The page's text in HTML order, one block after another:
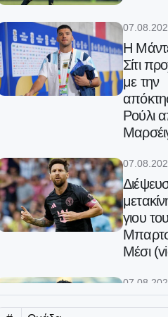
Η
Σίτι
με την
Ρούλι
γιου
Μέσι